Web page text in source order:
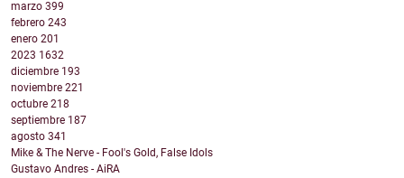
marzo 399
febrero 243
enero 201
2023 1632
diciembre 193
noviembre 221
octubre 218
septiembre 187
agosto 341
Mike & The Nerve - Fool's Gold, False Idols
Gustavo Andres - AiRA